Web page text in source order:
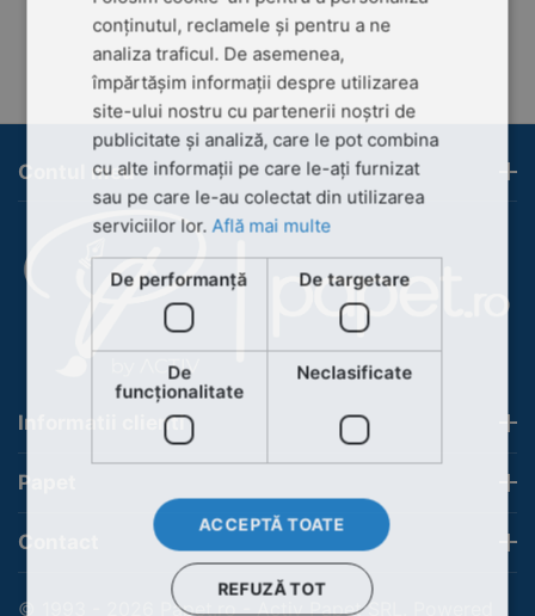
Contul meu
Informatii clienti
Papet
Contact
© 1993 - 2026 Papet.ro - Activ Papet SRL. Powered
conținutul, reclamele și pentru a ne
analiza traficul. De asemenea,
împărtășim informații despre utilizarea
site-ului nostru cu partenerii noștri de
publicitate și analiză, care le pot combina
cu alte informații pe care le-ați furnizat
sau pe care le-au colectat din utilizarea
serviciilor lor.Află mai multe
De performanță De targetare
De
funcţionalitate
Neclasificate
ACCEPTĂ TOATE
REFUZĂ TOT